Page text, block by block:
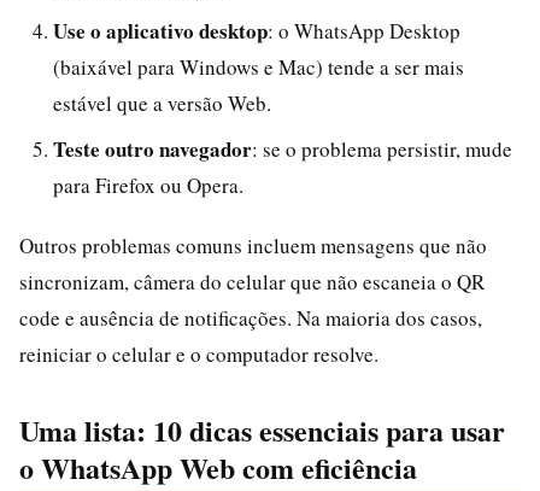
Use o aplicativo desktop: o WhatsApp Desktop
(baixável para Windows e Mac) tende a ser mais
estável que a versão Web.
Teste outro navegador: se o problema persistir, mude
para Firefox ou Opera.
Outros problemas comuns incluem mensagens que não
sincronizam, câmera do celular que não escaneia o QR
code e ausência de notificações. Na maioria dos casos,
reiniciar o celular e o computador resolve.
Uma lista: 10 dicas essenciais para usar
o WhatsApp Web com eficiência